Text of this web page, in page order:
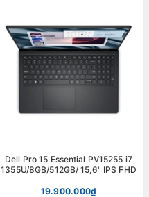
Dell Pro 15 Essential PV15255 i7
1355U/8GB/512GB/ 15,6" IPS FHD
19.900.000₫